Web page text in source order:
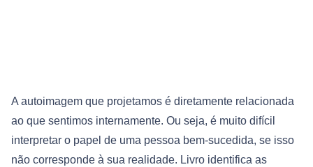
A autoimagem que projetamos é diretamente relacionada
ao que sentimos internamente. Ou seja, é muito difícil
interpretar o papel de uma pessoa bem-sucedida, se isso
não corresponde à sua realidade. Livro identifica as